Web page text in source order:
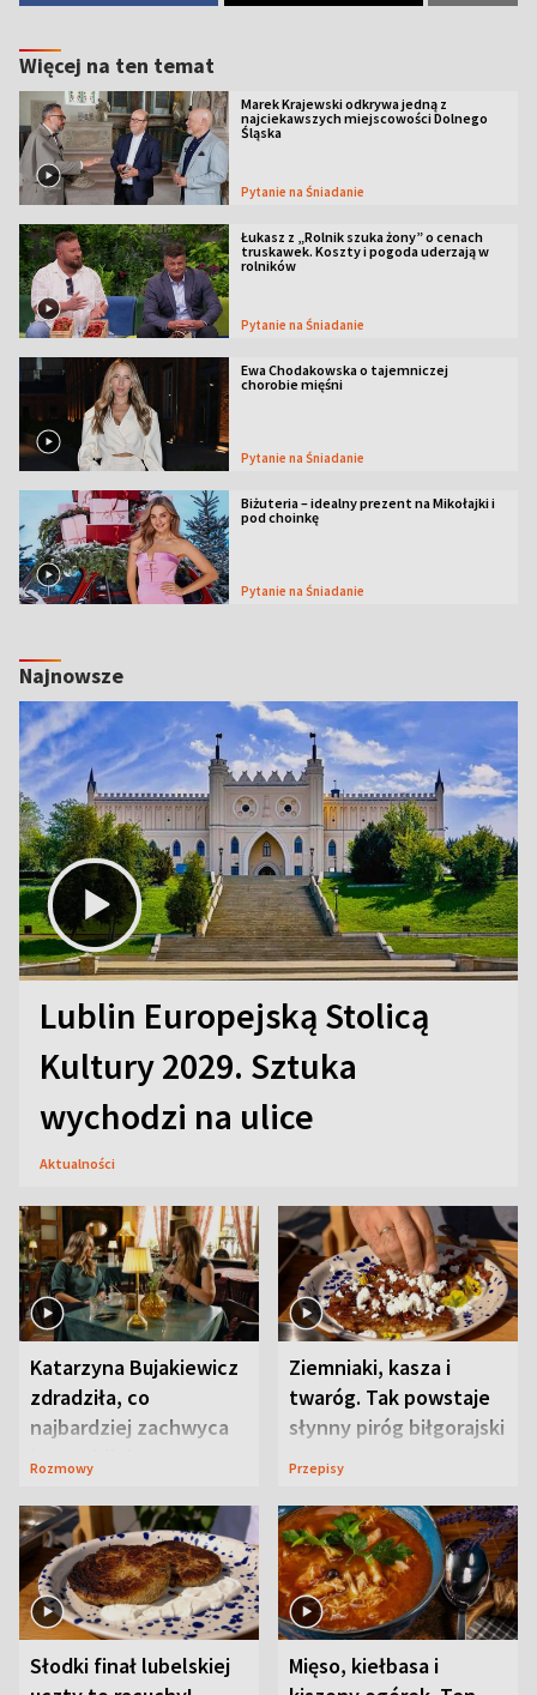
Więcej na ten temat
Marek Krajewski odkrywa jedną z
najciekawszych miejscowości Dolnego
Śląska
Pytanie na Śniadanie
Łukasz z „Rolnik szuka żony” o cenach
truskawek. Koszty i pogoda uderzają w
rolników
Pytanie na Śniadanie
Ewa Chodakowska o tajemniczej
chorobie mięśni
Pytanie na Śniadanie
Biżuteria – idealny prezent na Mikołajki i
pod choinkę
Pytanie na Śniadanie
Najnowsze
Lublin Europejską Stolicą
Kultury 2029. Sztuka
wychodzi na ulice
Aktualności
Katarzyna Bujakiewicz
zdradziła, co
najbardziej zachwyca
ją w Lublinie
Rozmowy
Ziemniaki, kasza i
twaróg. Tak powstaje
słynny piróg biłgorajski
Przepisy
Słodki finał lubelskiej
Mięso, kiełbasa i